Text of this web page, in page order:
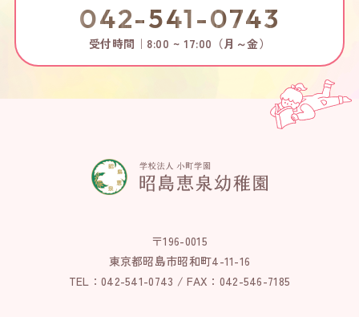
042-541-0743
受付時間｜8:00 ~ 17:00（月～金）
〒196-0015
東京都昭島市昭和町4-11-16
TEL：042-541-0743 / FAX：042-546-7185